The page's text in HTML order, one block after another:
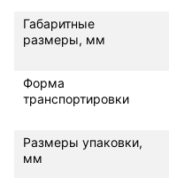
Габаритные
размеры, мм
Форма
транспортировки
Размеры упаковки,
мм